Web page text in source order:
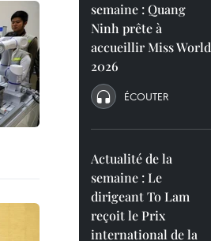
semaine : Quang
Ninh prête à
accueillir Miss World
2026
ÉCOUTER
Actualité de la
semaine : Le
dirigeant To Lam
reçoit le Prix
international de la